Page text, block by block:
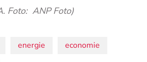
Foto: ANP Foto)
energie economie